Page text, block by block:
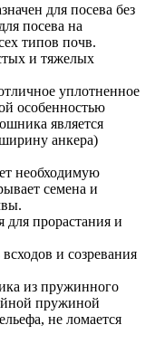
для посева без
посева на
типов почв.
и тяжелых
уплотненное
особенностью
является
анкера)
необходимую
семена и
для прорастания и
и созревания
из пружинного
пружиной
не ломается